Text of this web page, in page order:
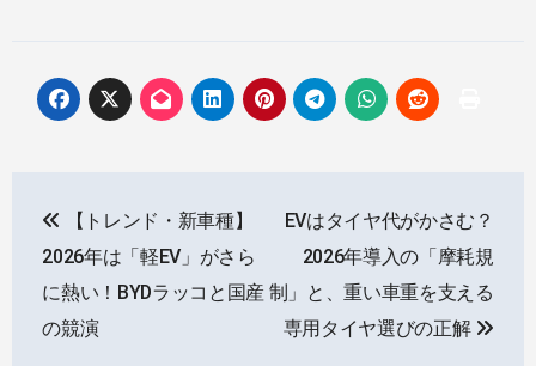
稿
ナ
ビ
【トレンド・新車種】
2026年は「軽EV」がさら
に熱い！BYDラッコと国産
の競演
EVはタイヤ代がかさむ？
2026年導入の「摩耗規
制」と、重い車重を支える
専用タイヤ選びの正解